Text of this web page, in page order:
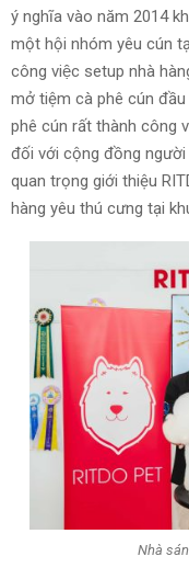
ý nghĩa vào năm 2014
một hội nhóm yêu cún
công việc setup nhà
mở tiệm cà phê cún
phê cún rất thành công
đối với cộng đồng
quan trọng giới thiệu
hàng yêu thú cưng tại
Nhà